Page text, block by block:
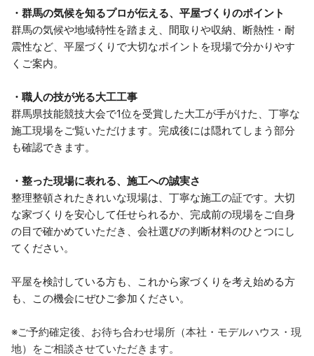
・群馬の気候を知るプロが伝える、平屋づくりのポイント
群馬の気候や地域特性を踏まえ、間取りや収納、断熱性・耐
震性など、平屋づくりで大切なポイントを現場で分かりやす
くご案内。
・職人の技が光る大工工事
群馬県技能競技大会で1位を受賞した大工が手がけた、丁寧な
施工現場をご覧いただけます。完成後には隠れてしまう部分
も確認できます。
・整った現場に表れる、施工への誠実さ
整理整頓されたきれいな現場は、丁寧な施工の証です。大切
な家づくりを安心して任せられるか、完成前の現場をご自身
の目で確かめていただき、会社選びの判断材料のひとつにし
てください。
平屋を検討している方も、これから家づくりを考え始める方
も、この機会にぜひご参加ください。
※ご予約確定後、お待ち合わせ場所（本社・モデルハウス・現
地）をご相談させていただきます。